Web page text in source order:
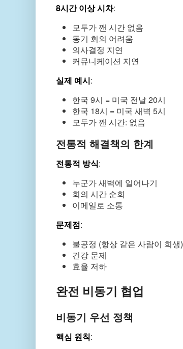
8시간 이상 시차:
모두가 깬 시간 없음
동기 회의 어려움
의사결정 지연
커뮤니케이션 지연
실제 예시:
한국 9시 = 미국 전날 20시
한국 18시 = 미국 새벽 5시
모두가 깬 시간: 없음
전통적 해결책의 한계
전통적 방식:
누군가 새벽에 일어나기
회의 시간 순회
이메일로 소통
문제점:
불공정 (항상 같은 사람이 희생)
건강 문제
효율 저하
완전 비동기 협업
비동기 우선 정책
핵심 원칙: